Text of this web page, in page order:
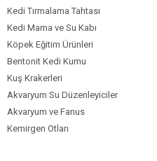
Kedi Tırmalama Tahtası
Kedi Mama ve Su Kabı
Köpek Eğitim Ürünleri
Bentonit Kedi Kumu
Kuş Krakerleri
Akvaryum Su Düzenleyiciler
Akvaryum ve Fanus
Kemirgen Otları